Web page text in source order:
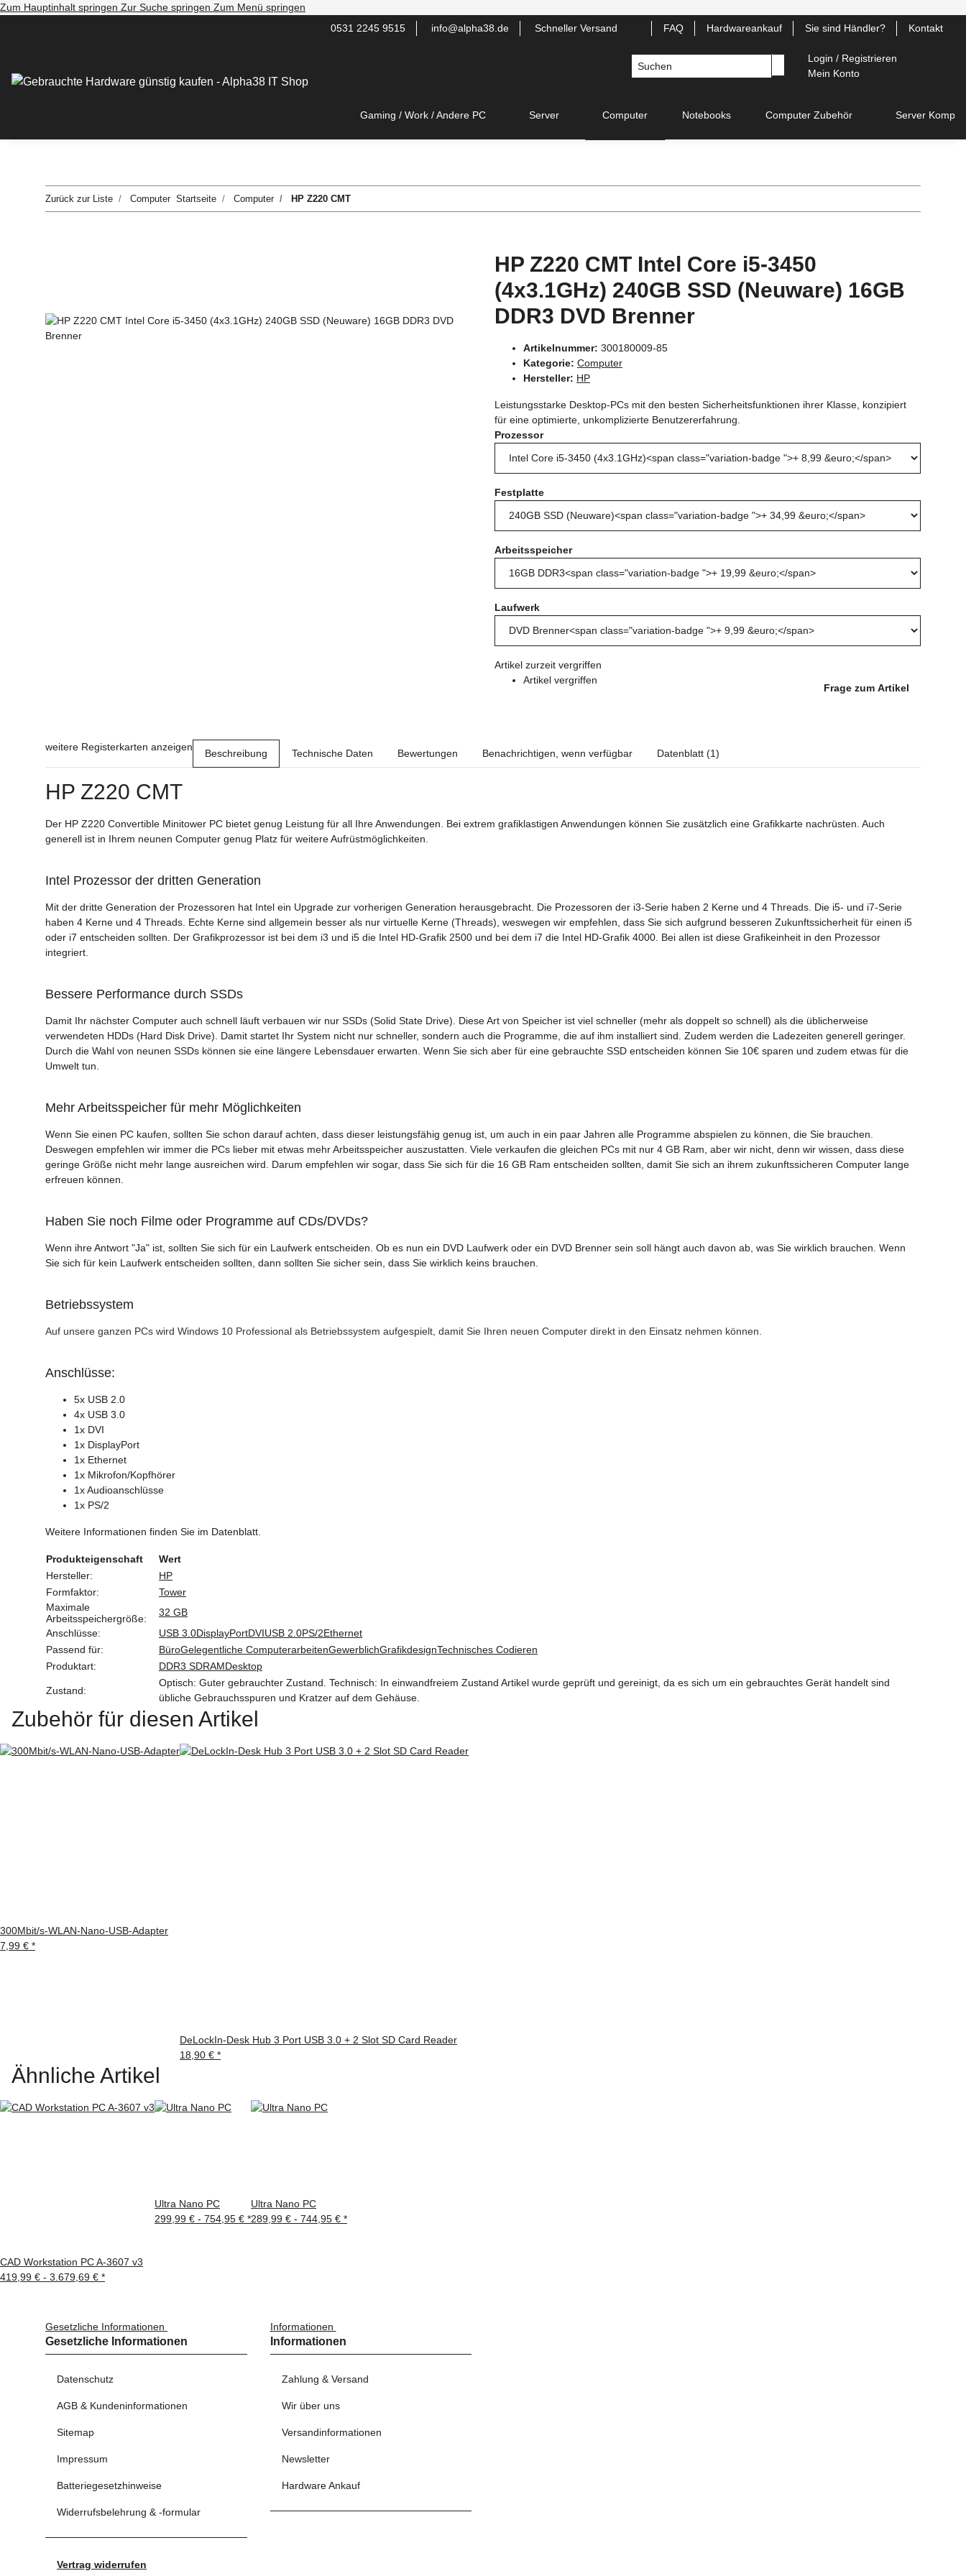
Zum Hauptinhalt springen Zur Suche springen Zum Menü springen
FAQ
Hardwareankauf Sie sind Händler? Kontakt
0531 2245 9515 info@alpha38.de Schneller Versand
Login / Registrieren
Mein Konto
Gaming / Work / Andere PC Server Computer Notebooks Computer Zubehör Server
Zurück zur Liste Computer Startseite Computer HP Z220 CMT
HP Z220 CMT Intel Core i5-3450
(4x3.1GHz) 240GB SSD (Neuware) 16GB
DDR3 DVD Brenner
Artikelnummer: 300180009-85
Kategorie: Computer
Hersteller: HP
Leistungsstarke Desktop-PCs mit den besten Sicherheitsfunktionen ihrer Klasse, konzipiert
für eine optimierte, unkomplizierte Benutzererfahrung.
Prozessor
Festplatte
Arbeitsspeicher
Laufwerk
Artikel zurzeit vergriffen
Artikel vergriffen
Frage zum Artikel
weitere Registerkarten anzeigen
Beschreibung Technische Daten Bewertungen Benachrichtigen, wenn verfügbar Datenblatt (1)
HP Z220 CMT
Der HP Z220 Convertible Minitower PC bietet genug Leistung für all Ihre Anwendungen. Bei extrem grafiklastigen Anwendungen können Sie zusätzlich eine Grafikkarte nachrüsten. Auch
generell ist in Ihrem neunen Computer genug Platz für weitere Aufrüstmöglichkeiten.
Intel Prozessor der dritten Generation
Mit der dritte Generation der Prozessoren hat Intel ein Upgrade zur vorherigen Generation herausgebracht. Die Prozessoren der i3-Serie haben 2 Kerne und 4 Threads. Die i5- und i7-Serie
haben 4 Kerne und 4 Threads. Echte Kerne sind allgemein besser als nur virtuelle Kerne (Threads), weswegen wir empfehlen, dass Sie sich aufgrund besseren Zukunftssicherheit für einen i5
oder i7 entscheiden sollten. Der Grafikprozessor ist bei dem i3 und i5 die Intel HD-Grafik 2500 und bei dem i7 die Intel HD-Grafik 4000. Bei allen ist diese Grafikeinheit in den Prozessor
integriert.
Bessere Performance durch SSDs
Damit Ihr nächster Computer auch schnell läuft verbauen wir nur SSDs (Solid State Drive). Diese Art von Speicher ist viel schneller (mehr als doppelt so schnell) als die üblicherweise
verwendeten HDDs (Hard Disk Drive). Damit startet Ihr System nicht nur schneller, sondern auch die Programme, die auf ihm installiert sind. Zudem werden die Ladezeiten generell geringer.
Durch die Wahl von neunen SSDs können sie eine längere Lebensdauer erwarten. Wenn Sie sich aber für eine gebrauchte SSD entscheiden können Sie 10€ sparen und zudem etwas für die
Umwelt tun.
Mehr Arbeitsspeicher für mehr Möglichkeiten
Wenn Sie einen PC kaufen, sollten Sie schon darauf achten, dass dieser leistungsfähig genug ist, um auch in ein paar Jahren alle Programme abspielen zu können, die Sie brauchen.
Deswegen empfehlen wir immer die PCs lieber mit etwas mehr Arbeitsspeicher auszustatten. Viele verkaufen die gleichen PCs mit nur 4 GB Ram, aber wir nicht, denn wir wissen, dass diese
geringe Größe nicht mehr lange ausreichen wird. Darum empfehlen wir sogar, dass Sie sich für die 16 GB Ram entscheiden sollten, damit Sie sich an ihrem zukunftssicheren Computer lange
erfreuen können.
Haben Sie noch Filme oder Programme auf CDs/DVDs?
Wenn ihre Antwort "Ja" ist, sollten Sie sich für ein Laufwerk entscheiden. Ob es nun ein DVD Laufwerk oder ein DVD Brenner sein soll hängt auch davon ab, was Sie wirklich brauchen. Wenn
Sie sich für kein Laufwerk entscheiden sollten, dann sollten Sie sicher sein, dass Sie wirklich keins brauchen.
Betriebssystem
Auf unsere ganzen PCs wird Windows 10 Professional als Betriebssystem aufgespielt, damit Sie Ihren neuen Computer direkt in den Einsatz nehmen können.
Anschlüsse:
5x USB 2.0
4x USB 3.0
1x DVI
1x DisplayPort
1x Ethernet
1x Mikrofon/Kopfhörer
1x Audioanschlüsse
1x PS/2
Weitere Informationen finden Sie im Datenblatt.
Produkteigenschaft
Wert
Hersteller:
HP
Formfaktor:
Tower
Maximale
Arbeitsspeichergröße:
32 GB
Anschlüsse:
USB 3.0DisplayPortDVIUSB 2.0PS/2Ethernet
Passend für:
BüroGelegentliche ComputerarbeitenGewerblichGrafikdesignTechnisches Codieren
Produktart:
DDR3 SDRAMDesktop
Zustand:
Optisch: Guter gebrauchter Zustand. Technisch: In einwandfreiem Zustand Artikel wurde geprüft und gereinigt, da es sich um ein gebrauchtes Gerät handelt sind
übliche Gebrauchsspuren und Kratzer auf dem Gehäuse.
Zubehör für diesen Artikel
300Mbit/s-WLAN-Nano-USB-Adapter
7,99 € *
DeLockIn-Desk Hub 3 Port USB 3.0 + 2 Slot SD Card Reader
18,90 € *
Ähnliche Artikel
CAD Workstation PC A-3607 v3
419,99 € - 3.679,69 € *
Ultra Nano PC
299,99 € - 754,95 € *
Ultra Nano PC
289,99 € - 744,95 € *
Gesetzliche Informationen
Gesetzliche Informationen
Datenschutz
AGB & Kundeninformationen
Sitemap
Impressum
Batteriegesetzhinweise
Widerrufsbelehrung & -formular
Informationen
Informationen
Zahlung & Versand
Wir über uns
Versandinformationen
Newsletter
Hardware Ankauf
Vertrag widerrufen